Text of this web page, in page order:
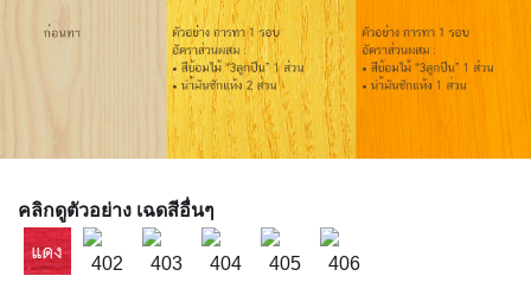
คลิกดูตัวอย่าง เฉดสีอื่นๆ